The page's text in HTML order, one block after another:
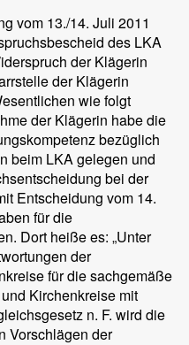
vom 13./14. Juli 2011
des LKA
der Klägerin
der Klägerin
wie folgt
der Klägerin habe die
bezüglich
beim LKA gelegen und
bei der
Entscheidung vom 14.
für die
Dort heiße es: „Unter
der
für die sachgemäße
Kirchenkreise mit
n. F. wird die
Vorschlägen der